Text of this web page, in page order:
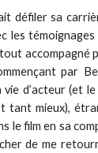
défiler sa
les
tout
par
vie d’acteur (et
tant mieux),
le film en sa
de me